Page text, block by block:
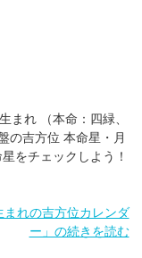
まれ （本命：四緑、
の吉方位 本命星・月
をチェックしよう！
まれの吉方位カレンダ
ー」の続きを読む